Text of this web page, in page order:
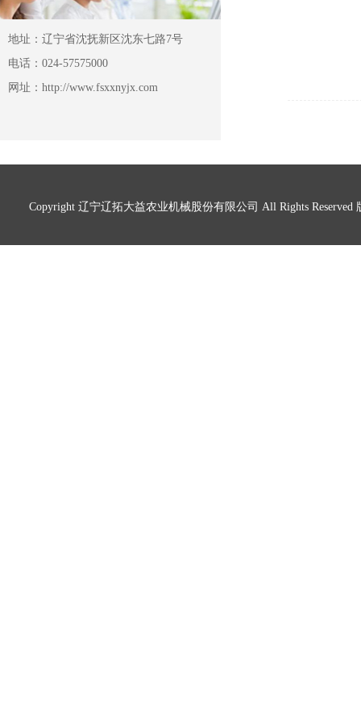
地址：辽宁省沈抚新区沈东七路7号
电话：024-57575000
网址：http://www.fsxxnyjx.com
Copyright 辽宁辽拓大益农业机械股份有限公司 All Rights Reserved